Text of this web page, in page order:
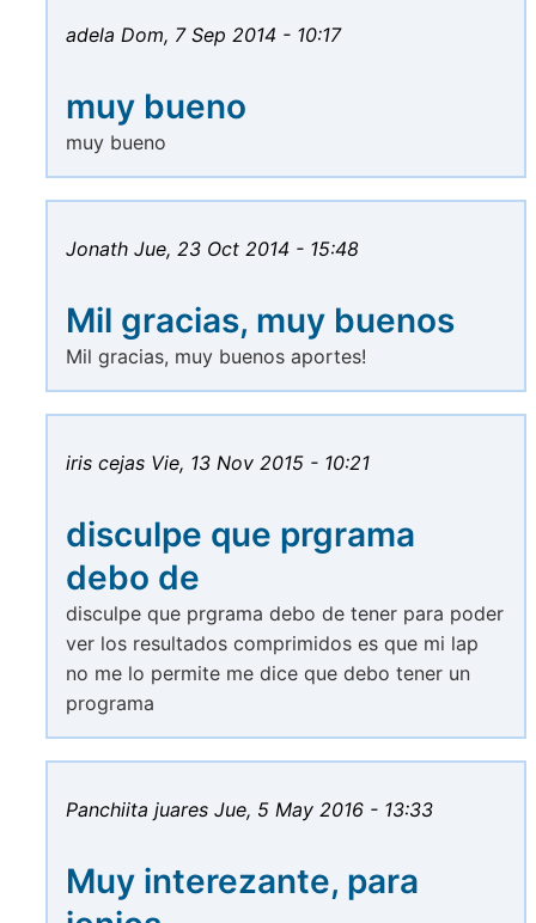
adela Dom, 7 Sep 2014 - 10:17
muy bueno
muy bueno
Jonath Jue, 23 Oct 2014 - 15:48
Mil gracias, muy buenos
Mil gracias, muy buenos aportes!
iris cejas Vie, 13 Nov 2015 - 10:21
disculpe que prgrama
debo de
disculpe que prgrama debo de tener para poder
ver los resultados comprimidos es que mi lap
no me lo permite me dice que debo tener un
programa
Panchiita juares Jue, 5 May 2016 - 13:33
Muy interezante, para